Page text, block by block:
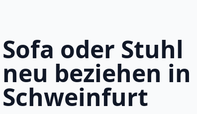
Sofa oder Stuhl
neu beziehen in
Schweinfurt